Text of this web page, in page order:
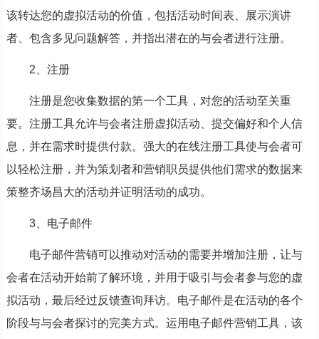
该转达您的虚拟活动的价值，包括活动时间表、展示演讲
者、包含多见问题解答，并指出潜在的与会者进行注册。
2、注册
注册是您收集数据的第一个工具，对您的活动至关重
要。注册工具允许与会者注册虚拟活动、提交偏好和个人信
息，并在需求时提供付款。强大的在线注册工具使与会者可
以轻松注册，并为策划者和营销职员提供他们需求的数据来
策整齐场昌大的活动并证明活动的成功。
3、电子邮件
电子邮件营销可以推动对活动的需要并增加注册，让与
会者在活动开始前了解环境，并用于吸引与会者参与您的虚
拟活动，最后经过反馈查询拜访。电子邮件是在活动的各个
阶段与与会者探讨的完美方式。运用电子邮件营销工具，该